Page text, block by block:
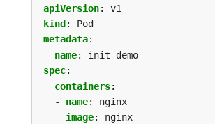
apiVersion:
v1
kind :
Pod
metadata:
name:
init-demo
spec:
containers:
- name:
nginx
image:
nginx